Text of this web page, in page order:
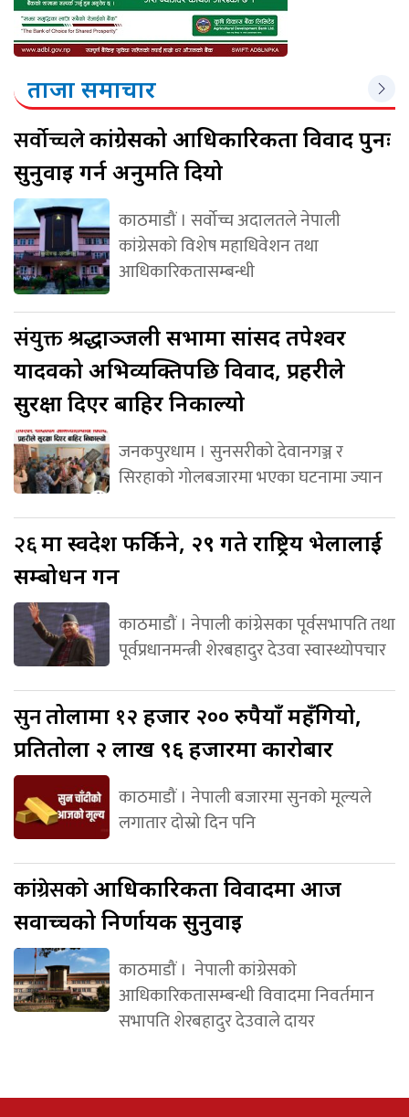
ताजा समाचार
सर्वोच्चलेकांग्रेसको आधिकारिकता विवाद पुनः
सुनुवाइ गर्न अनुमति दियो
काठमाडौं । सर्वोच्च अदालतले नेपाली
कांग्रेसको विशेष महाधिवेशन तथा
आधिकारिकतासम्बन्धी
संयुक्तश्रद्धाञ्जली सभामा सांसद तपेश्वर
यादवको अभिव्यक्तिपछि विवाद, प्रहरीले
सुरक्षा दिएर बाहिर निकाल्यो
जनकपुरधाम । सुनसरीको देवानगञ्ज र
सिरहाको गोलबजारमा भएका घटनामा ज्यान
२६मा स्वदेश फर्किने, २९ गते राष्ट्रिय भेलालाई
सम्बोधन गर्ने
काठमाडौं । नेपाली कांग्रेसका पूर्वसभापति तथा
पूर्वप्रधानमन्त्री शेरबहादुर देउवा स्वास्थ्योपचार
सुनतोलामा १२ हजार २०० रुपैयाँ महँगियो,
प्रतितोला २ लाख ९६ हजारमा कारोबार
काठमाडौं । नेपाली बजारमा सुनको मूल्यले
लगातार दोस्रो दिन पनि
कांग्रेसकोआधिकारिकता विवादमा आज
सर्वोच्चको निर्णायक सुनुवाइ
काठमाडौं । नेपाली कांग्रेसको
आधिकारिकतासम्बन्धी विवादमा निवर्तमान
सभापति शेरबहादुर देउवाले दायर